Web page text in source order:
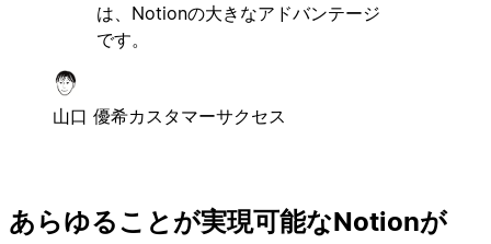
は、Notionの大きなアドバンテージ
です。
山口 優希カスタマーサクセス
あらゆることが実現可能なNotionが